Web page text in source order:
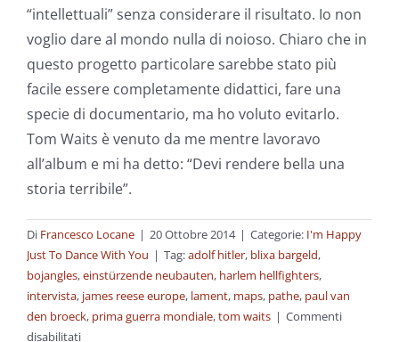
“intellettuali” senza considerare il risultato. Io non
voglio dare al mondo nulla di noioso. Chiaro che in
questo progetto particolare sarebbe stato più
facile essere completamente didattici, fare una
specie di documentario, ma ho voluto evitarlo.
Tom Waits è venuto da me mentre lavoravo
all’album e mi ha detto: “Devi rendere bella una
storia terribile”.
Di Francesco Locane | 20 Ottobre 2014 | Categorie: I'm Happy
Just To Dance With You | Tag:adolf hitler, blixa bargeld,
bojangles,einstürzende neubauten, harlem hellfighters,
intervista, james reese europe, lament, maps, pathe, paul van
den broeck, prima guerra mondiale,tom waits | Commenti
disabilitatisu